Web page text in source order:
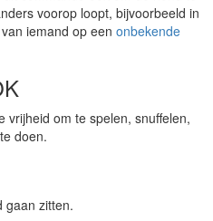
voorop loopt, bijvoorbeeld in
iemand op een onbekende
vrijheid om te spelen, snuffelen,
doen.
gaan zitten.